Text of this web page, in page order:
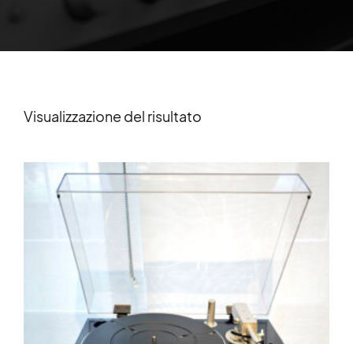
Visualizzazione del risultato